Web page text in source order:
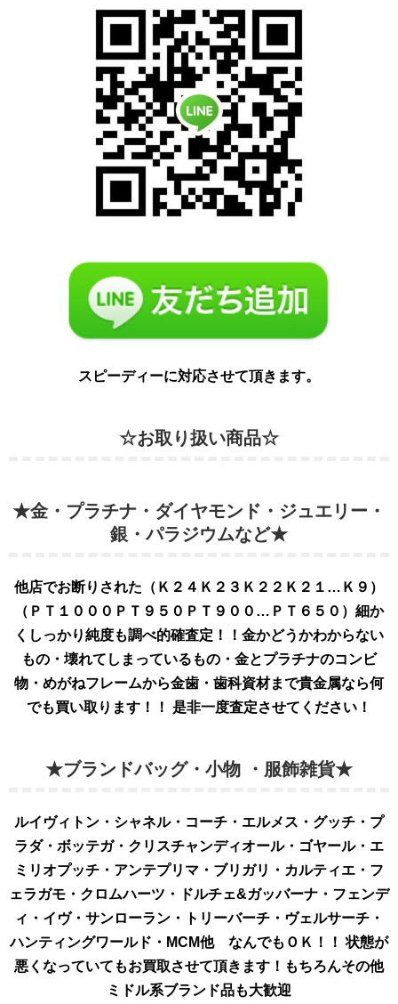
スピーディーに対応させて頂きます。
☆お取り扱い商品☆
★金・プラチナ・ダイヤモンド・ジュエリー・
銀・パラジウムなど★
他店でお断りされた（Ｋ２４Ｋ２３Ｋ２２Ｋ２１…Ｋ９）
（ＰＴ１０００ＰＴ９５０ＰＴ９００…ＰＴ６５０）細か
くしっかり純度も調べ的確査定！！金かどうかわからない
もの・壊れてしまっているもの・金とプラチナのコンビ
物・めがねフレームから金歯・歯科資材まで貴金属なら何
でも買い取ります！！ 是非一度査定させてください！
★ブランドバッグ・小物 ・服飾雑貨★
ルイヴィトン・シャネル・コーチ・エルメス・グッチ・プ
ラダ・ボッテガ・クリスチャンディオール・ゴヤール・エ
ミリオプッチ・アンテプリマ・ブリガリ・カルティエ・フ
ェラガモ・クロムハーツ・ドルチェ&ガッバーナ・フェンデ
ィ・イヴ・サンローラン・トリーバーチ・ヴェルサーチ・
ハンティングワールド・MCM他 なんでもＯＫ！！ 状態が
悪くなっていてもお買取させて頂きます！もちろんその他
ミドル系ブランド品も大歓迎